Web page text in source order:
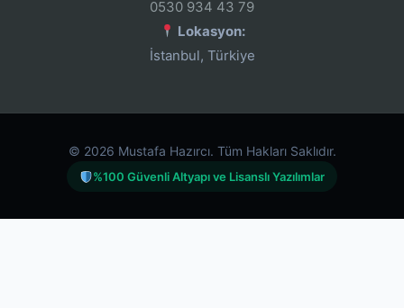
0530 934 43 79
Lokasyon:
İstanbul, Türkiye
© 2026 Mustafa Hazırcı. Tüm Hakları Saklıdır.
%100 Güvenli Altyapı ve Lisanslı Yazılımlar